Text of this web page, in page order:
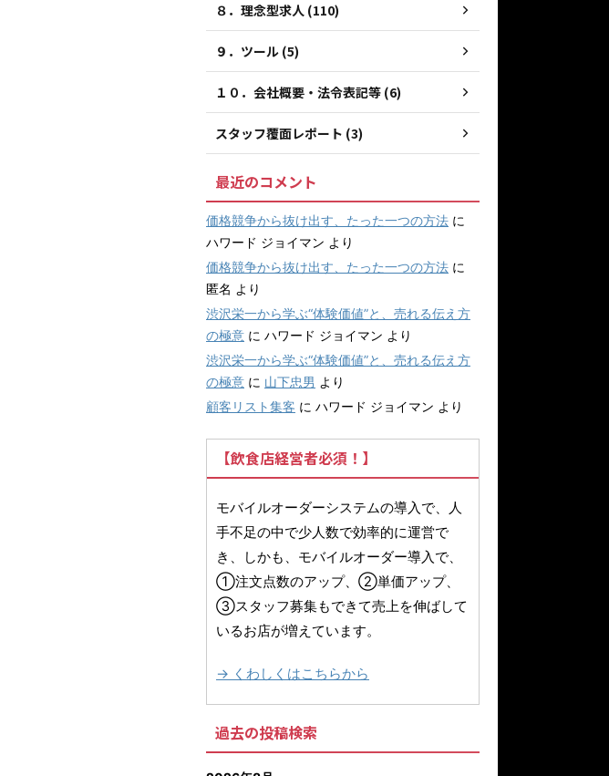
８．理念型求人 (110)
９．ツール (5)
１０．会社概要・法令表記等 (6)
スタッフ覆面レポート (3)
最近のコメント
価格競争から抜け出す、たった一つの方法 に
ハワード ジョイマン より
価格競争から抜け出す、たった一つの方法 に
匿名 より
渋沢栄一から学ぶ“体験価値”と、売れる伝え方
の極意 に ハワード ジョイマン より
渋沢栄一から学ぶ“体験価値”と、売れる伝え方
の極意 に 山下忠男 より
顧客リスト集客 に ハワード ジョイマン より
【飲食店経営者必須！】
モバイルオーダーシステムの導入で、人
手不足の中で少人数で効率的に運営で
き、しかも、モバイルオーダー導入で、
①注文点数のアップ、②単価アップ、
③スタッフ募集もできて売上を伸ばして
いるお店が増えています。
→ くわしくはこちらから
過去の投稿検索